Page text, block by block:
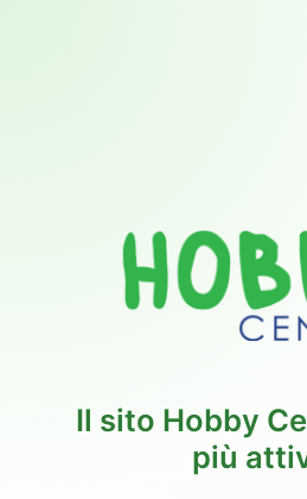
Il sito Hobby
più